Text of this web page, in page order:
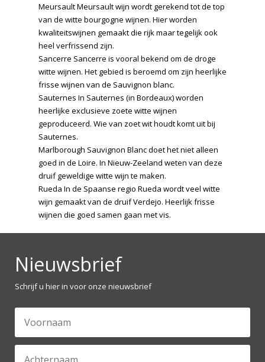
Meursault Meursault wijn wordt gerekend tot de top
van de witte bourgogne wijnen. Hier worden
kwaliteitswijnen gemaakt die rijk maar tegelijk ook
heel verfrissend zijn.
Sancerre Sancerre is vooral bekend om de droge
witte wijnen. Het gebied is beroemd om zijn heerlijke
frisse wijnen van de Sauvignon blanc.
Sauternes In Sauternes (in Bordeaux) worden
heerlijke exclusieve zoete witte wijnen
geproduceerd. Wie van zoet wit houdt komt uit bij
Sauternes.
Marlborough Sauvignon Blanc doet het niet alleen
goed in de Loire. In Nieuw-Zeeland weten van deze
druif geweldige witte wijn te maken.
Rueda In de Spaanse regio Rueda wordt veel witte
wijn gemaakt van de druif Verdejo. Heerlijk frisse
wijnen die goed samen gaan met vis.
Nieuwsbrief
Schrijf u hier in voor onze nieuwsbrief